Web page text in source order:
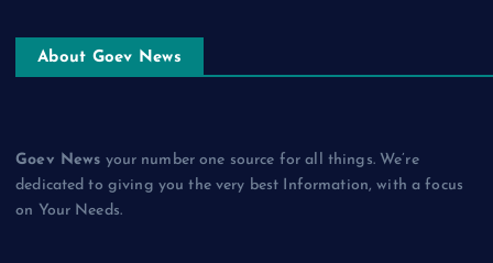
About Goev News
Goev News your number one source for all things. We’re
dedicated to giving you the very best Information, with a focus
on Your Needs.